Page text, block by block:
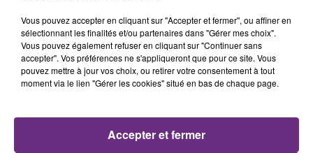
P!NK
U + Ur Hand
ZAHO & MC SOLAAR
Comme Caroline
17h19
17h19 17h16
17h16
Vous pouvez accepter en cliquant sur "Accepter et fermer", ou affiner en
sélectionnant les finalités et/ou partenaires dans "Gérer mes choix".
Vous pouvez également refuser en cliquant sur "Continuer sans
accepter". Vos préférences ne s'appliqueront que pour ce site. Vous
pouvez mettre à jour vos choix, ou retirer votre consentement à tout
moment via le lien "Gérer les cookies" situé en bas de chaque page.
Accepter et fermer